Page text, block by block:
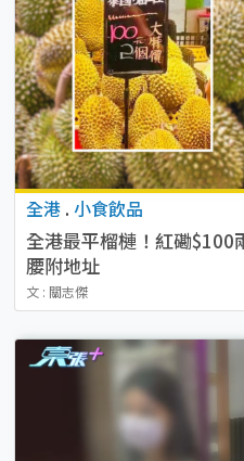
全港 . 小食飲品
全港最平榴槤！紅磡$100
腰附地址
文 : 關志傑